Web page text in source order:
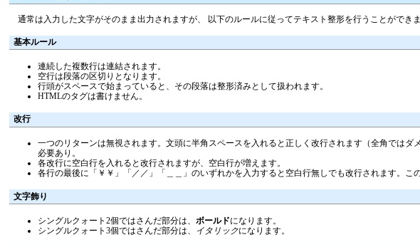
通常は入力した文字がそのまま出力されますが、 以下のルールに従ってテキスト整形を行うことができま
基本ルール
連続した複数行は連結されます。
空行は段落の区切りとなります。
行頭がスペースで始まっていると、その段落は整形済みとして扱われます。
HTMLのタグは書けません。
改行
一つのリターンは無視されます。文頭に半角スペースを入れると正しく改行されます（全角では
必要あり。
各改行に空白行を入れると改行されますが、空白行が増えます。
各行の最後に「￥￥」「／／」「＿＿」のいずれかを入力すると空白行無しでも改行されます。こ
文字飾り
シングルクォート2個ではさんだ部分は、 ボールドになります。
シングルクォート3個ではさんだ部分は、
イタリックになります。